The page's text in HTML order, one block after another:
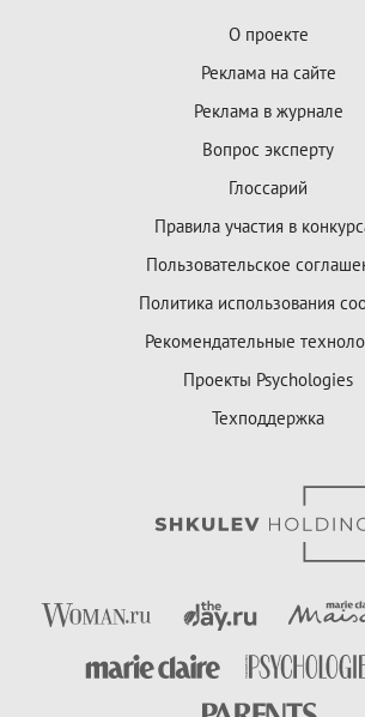
О проекте
Реклама на сайте
Реклама в журнале
Вопрос эксперту
Глоссарий
Правила участия в
Пользовательское
Политика использования
Рекомендательные
Проекты Psychologies
Техподдержка